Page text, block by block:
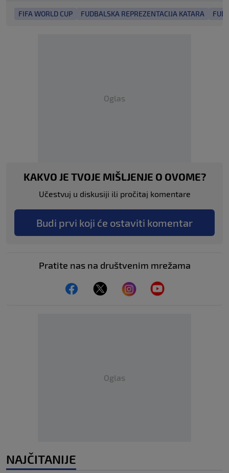
FIFA WORLD CUP FUDBALSKA REPREZENTACIJA KATARA
Oglas
KAKVO JE TVOJE MIŠLJENJE O OVOME?
Učestvuj u diskusiji ili pročitaj komentare
Budi prvi koji će ostaviti komentar
Pratite nas na društvenim mrežama
Oglas
NAJČITANIJE